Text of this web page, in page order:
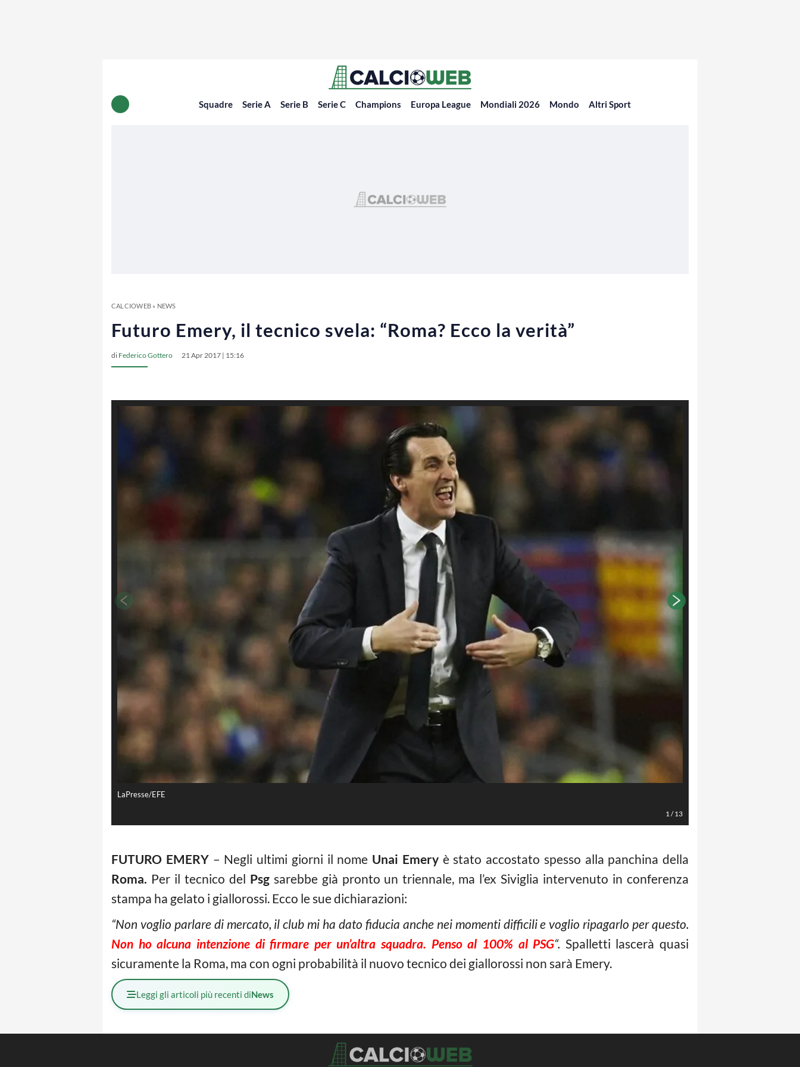
Squadre Serie A Serie B Serie C Champions Europa League Mondiali 2026 Mondo Altri Sport
CALCIOWEB» NEWS
Futuro Emery, il tecnico svela: “Roma? Ecco la verità”
di Federico Gottero 21 Apr 2017 | 15:16
LaPresse/EFE
1/13
FUTURO EMERY– Negli ultimi giorni il nome Unai Emeryè stato accostato spesso alla panchina della
Roma. Per il tecnico del Psgsarebbe già pronto un triennale, ma l’ex Siviglia intervenuto in conferenza
stampa ha gelato i giallorossi. Ecco le sue dichiarazioni:
“Non voglio parlare di mercato, il club mi ha dato fiducia anche nei momenti difficili e voglio ripagarlo per questo.
Non ho alcuna intenzione di firmare per un’altra squadra. Penso al 100% al PSG“. Spalletti lascerà quasi
sicuramente la Roma, ma con ogni probabilità il nuovo tecnico dei giallorossi non sarà Emery.
Leggi gli articoli più recenti diNews